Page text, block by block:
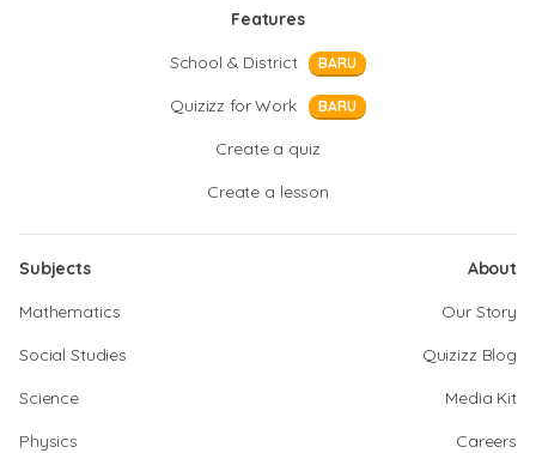
Features
School & District
BARU
Quizizz for Work BARU
Create a quiz
Create a lesson
Subjects
Mathematics
Social Studies
Science
Physics
About
Our Story
Quizizz Blog
Media Kit
Careers